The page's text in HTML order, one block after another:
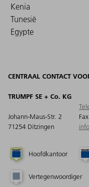
Kenia
Tunesië
Egypte
CENTRAAL CONTACT
TRUMPF SE + Co. KG
Johann-Maus-Str. 2
71254 Ditzingen
Hoofdkantoor
Vertegenwoordiger